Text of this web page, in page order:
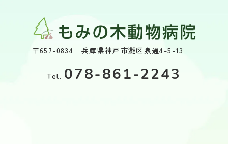
〒657-0834 兵庫県神戸市灘区泉通4-5-13
Tel. 078-861-2243